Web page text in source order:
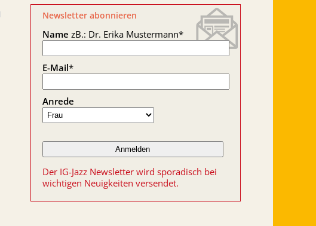
Newsletter abonnieren
Name zB.: Dr. Erika Mustermann*
E-Mail*
Anrede
Der IG-Jazz Newsletter wird sporadisch bei
wichtigen Neuigkeiten versendet.